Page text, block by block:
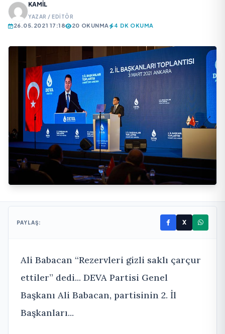
KAMIL
YAZAR / EDITÖR
26.05.2021 17:18 20 OKUNMA 4 DK OKUMA
PAYLAŞ: X
Ali Babacan “Rezervleri gizli saklı çarçur
ettiler” dedi... DEVA Partisi Genel
Başkanı Ali Babacan, partisinin 2. İl
Başkanları...